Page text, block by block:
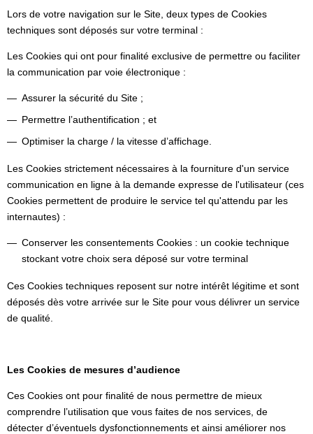
Lors de votre navigation sur le Site, deux types de Cookies
techniques sont déposés sur votre terminal :
Les Cookies qui ont pour finalité exclusive de permettre ou faciliter
la communication par voie électronique :
Assurer la sécurité du Site ;
Permettre l’authentification ; et
Optimiser la charge / la vitesse d’affichage.
Les Cookies strictement nécessaires à la fourniture d'un service
communication en ligne à la demande expresse de l'utilisateur (ces
Cookies permettent de produire le service tel qu'attendu par les
internautes) :
Conserver les consentements Cookies : un cookie technique
stockant votre choix sera déposé sur votre terminal
Ces Cookies techniques reposent sur notre intérêt légitime et sont
déposés dès votre arrivée sur le Site pour vous délivrer un service
de qualité.
Les Cookies de mesures d’audience
Ces Cookies ont pour finalité de nous permettre de mieux
comprendre l’utilisation que vous faites de nos services, de
détecter d’éventuels dysfonctionnements et ainsi améliorer nos